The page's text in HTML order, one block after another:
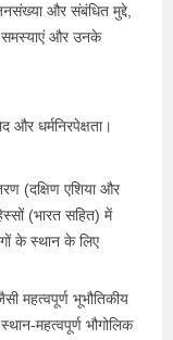
और संबंधित मुद्दे,
समस्याएं और उनके
और धर्मनिरपेक्षता।
(दक्षिण एशिया और
(भारत सहित) में
के स्थान के लिए
महत्वपूर्ण भूभौतिकीय
महत्वपूर्ण भौगोलिक